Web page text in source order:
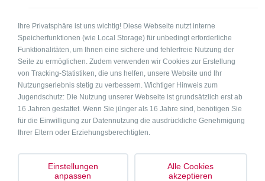
Küche mit einer Essecke, Sofabereich, TV und Wlan, Bad mit Dusche
und WC. Inklusive Handtücher und Bettwäsche.
Anfrage per Telefon Anfrage per Mail
Preise
auf Anfrage
Ihre Privatsphäre ist uns wichtig! Diese Webseite nutzt interne
Speicherfunktionen (wie Local Storage) für unbedingt erforderliche
Funktionalitäten, um Ihnen eine sichere und fehlerfreie Nutzung der
Seite zu ermöglichen. Zudem verwenden wir Cookies zur Erstellung
von Tracking-Statistiken, die uns helfen, unsere Website und Ihr
Nutzungserlebnis stetig zu verbessern. Wichtiger Hinweis zum
Jugendschutz: Die Nutzung unserer Webseite ist grundsätzlich erst ab
16 Jahren gestattet. Wenn Sie jünger als 16 Jahre sind, benötigen Sie
für die Einwilligung zur Datennutzung die ausdrückliche Genehmigung
Ihrer Eltern oder Erziehungsberechtigten.
Einstellungen
anpassen
Alle Cookies
akzeptieren